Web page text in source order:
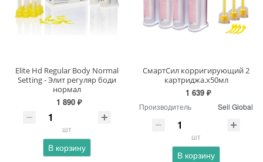
Elite Hd Regular Body Normal
Setting - Элит регуляр боди
нормал
1 890 ₽
шт
В корзину
СмартСил корригирующий 2
картриджа.х50мл
1 639 ₽
Производитель Seil Global
шт
В корзину